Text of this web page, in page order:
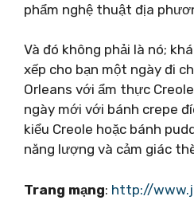
phẩm nghệ thuật địa
Và đó không phải là nó;
xếp cho bạn một ngày đi
Orleans với ẩm thực
ngày mới với bánh crepe
kiểu Creole hoặc bánh
năng lượng và cảm giác
Trang mạng: http://